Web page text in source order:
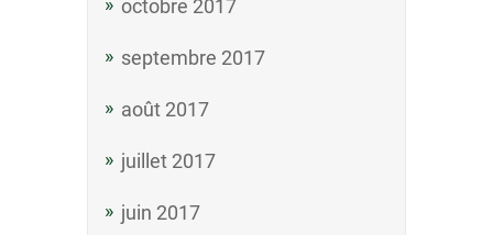
octobre 2017
septembre 2017
août 2017
juillet 2017
juin 2017